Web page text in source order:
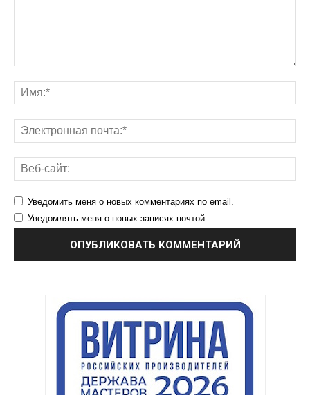
Уведомить меня о новых комментариях по email.
Уведомлять меня о новых записях почтой.